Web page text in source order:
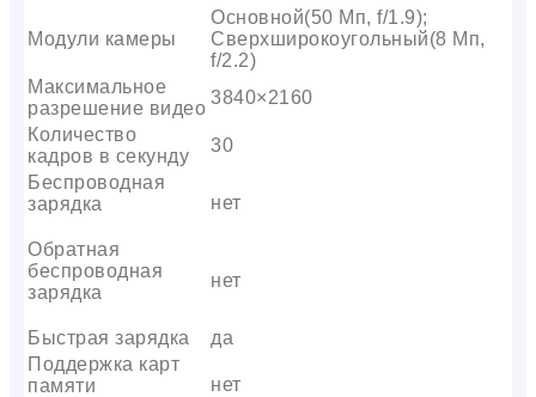
Модули камеры
Основной(50 Мп, f/1.9);
Сверхширокоугольный(8 Мп,
f/2.2)
Максимальное
разрешение видео
3840×2160
Количество
кадров в секунду
30
Беспроводная
зарядка
нет
Обратная
беспроводная
зарядка
нет
Быстрая зарядка
да
Поддержка карт
памяти
нет